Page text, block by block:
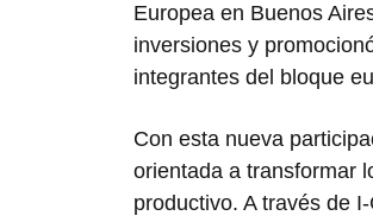
Europea en Buenos
inversiones y
integrantes del bloque
Con esta nueva
orientada a transformar
productivo. A través de